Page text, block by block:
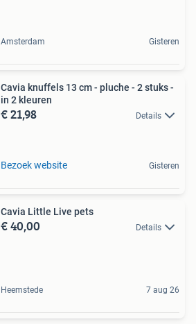
Amsterdam Gisteren
Cavia knuffels 13 cm - pluche - 2 stuks -
in 2 kleuren
€ 21,98 Details
Bezoek website Gisteren
Cavia Little Live pets
€ 40,00 Details
Heemstede 7 aug 26